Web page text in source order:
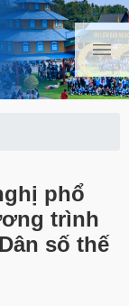
phổ
trình
số thế